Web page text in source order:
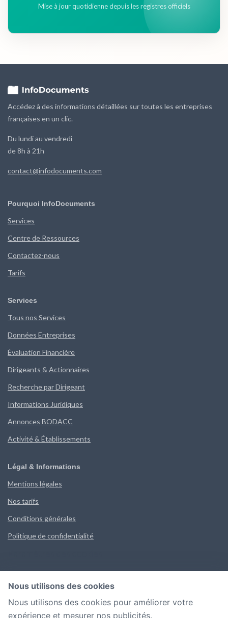
Mise à jour quotidienne depuis les registres officiels
Accédez à des informations détaillées sur toutes les entreprises
françaises en un clic.
Du lundi au vendredi
de 8h à 21h
contact@infodocuments.com
Pourquoi InfoDocuments
Services
Centre de Ressources
Contactez-nous
Tarifs
Services
Tous nos Services
Données Entreprises
Évaluation Financière
Dirigeants & Actionnaires
Recherche par Dirigeant
Informations Juridiques
Annonces BODACC
Activité & Établissements
Légal & Informations
Mentions légales
Nos tarifs
Conditions générales
Politique de confidentialité
Mon Compte
Connectez-vous pour voir vos recherches et données
sauvegardées.
Nous utilisons des cookies
Nous utilisons des cookies pour améliorer votre
expérience et mesurer nos publicités.